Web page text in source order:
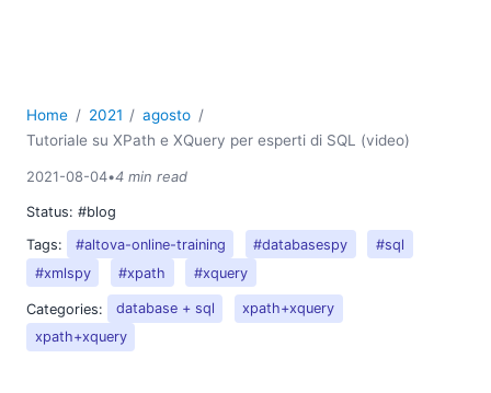
Home 2021
agosto
Tutoriale su XPath e XQuery per esperti di SQL (video)
2021-08-04•4 min read
Status: #blog
Tags:
#altova-online-training #databasespy
#sql
#xmlspy
#xpath #xquery
Categories: database + sql
xpath+xquery
xpath+xquery